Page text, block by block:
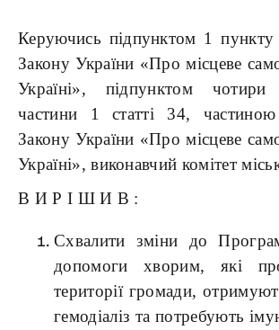
Керуючись підпунктом 1 пункту
Закону України «Про місцеве
Україні», підпунктом
частини 1 статті 34,
Закону України «Про місцеве
Україні», виконавчий комітет
В И Р І Ш И В :
Схвалити зміни до
допомоги хворим, які
території громади,
гемодіаліз та потребують